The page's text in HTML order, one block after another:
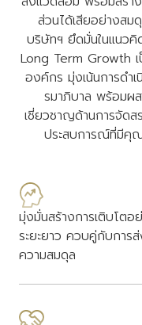
ส่วนได้เสียอย่างสมดุ
บริษัทฯ ยึดมั่นในแนว
Long Term Growth
องค์กร มุ่งเน้นการดำ
รมาภิบาล พร้อมผ
เชี่ยวชาญด้านการจัด
ประสบการณ์ที่มีคุ
มุ่งมั่นสร้างการเติบโตอ
ระยะยาว ควบคู่กับกา
ความสมดุล